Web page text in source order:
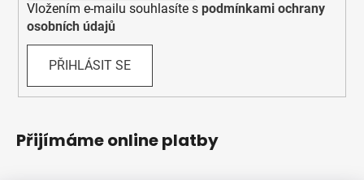
Vložením e-mailu souhlasíte s podmínkami ochrany
osobních údajů
PŘIHLÁSIT SE
Přijímáme online platby